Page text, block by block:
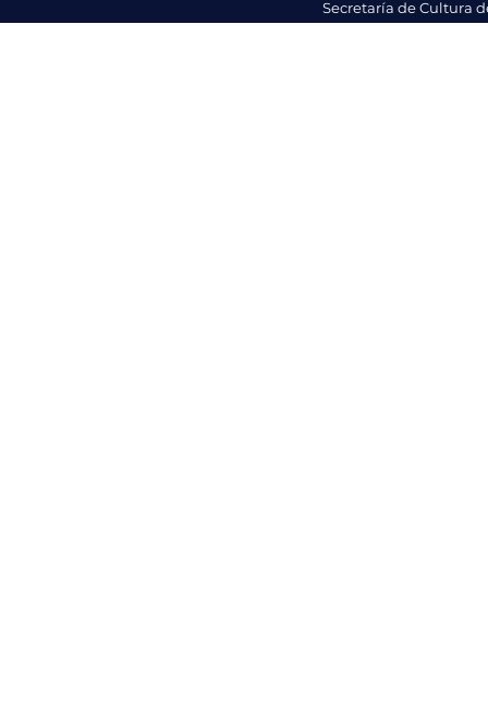
Secretaría de Cultura